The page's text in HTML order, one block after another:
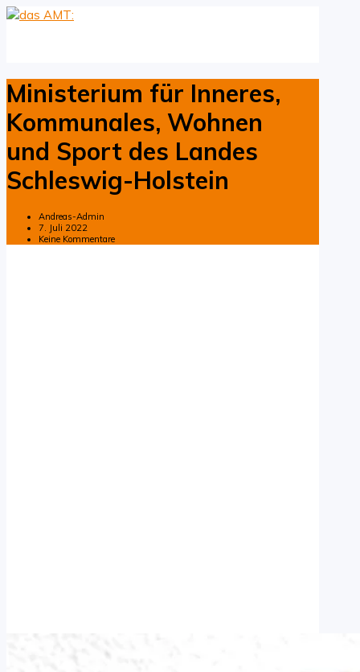
Ministerium für Inneres,
Kommunales, Wohnen
und Sport des Landes
Schleswig-Holstein
Andreas-Admin
7. Juli 2022
Keine Kommentare